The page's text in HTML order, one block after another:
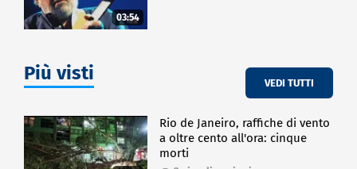
03:54
Più visti VEDI TUTTI
Rio de Janeiro, raffiche di vento
a oltre cento all'ora: cinque
morti